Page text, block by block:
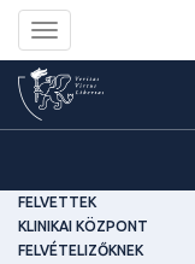
Toggle
navigation
FELVETTEK
KLINIKAI KÖZPONT
FELVÉTELIZŐKNEK